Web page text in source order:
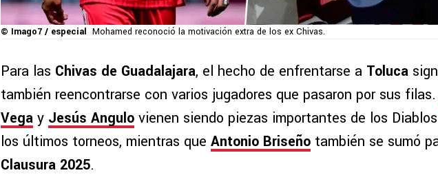
© Imago7 / especial Mohamed reconoció la motivación extra de los ex Chivas.
Para las Chivas de Guadalajara, el hecho de enfrentarse a Toluca
también reencontrarse con varios jugadores que pasaron por sus filas.
Vega y Jesús Angulo vienen siendo piezas importantes de los
los últimos torneos, mientras que Antonio Briseño también se sumó
Clausura 2025.